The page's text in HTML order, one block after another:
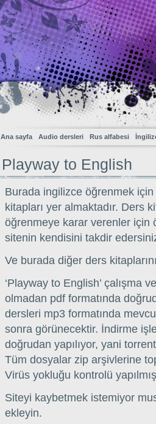
Ana sayfa Audio dersleri Rus alfabesi
Playway to English
Burada ingilizce öğrenmek
kitapları yer almaktadır. Ders
öğrenmeye karar verenler için
sitenin kendisini takdir
Ve burada diğer ders
‘Playway to English’ çalışma
olmadan pdf formatında
dersleri mp3 formatında
sonra görünecektir. İndirme
doğrudan yapılıyor, yani
Tüm dosyalar zip arşivlerine
Virüs yokluğu kontrolü
Siteyi kaybetmek istemiyor
ekleyin.